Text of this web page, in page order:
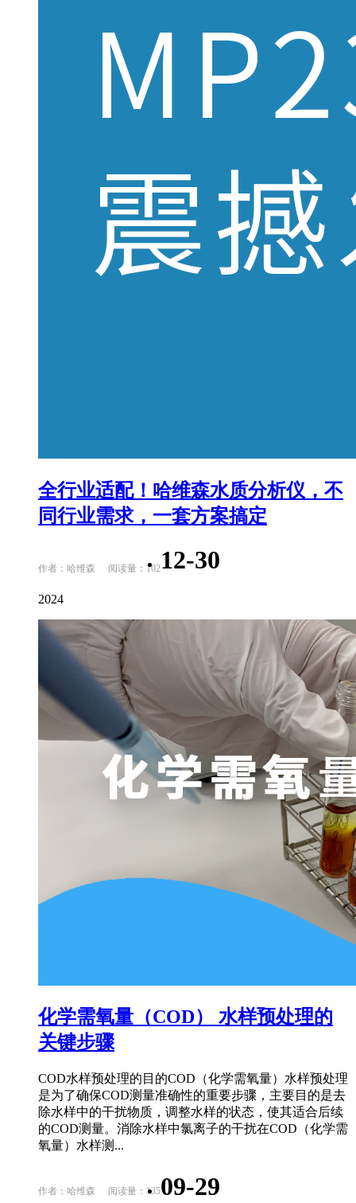
全行业适配！哈维森水质分析仪，不
同行业需求，一套方案搞定
作者：哈维森 阅读量：102 12-30
2024
化学需氧量（COD） 水样预处理的
关键步骤
COD水样预处理的目的COD（化学需氧量）水样预处理
是为了确保COD测量准确性的重要步骤，主要目的是去
除水样中的干扰物质，调整水样的状态，使其适合后续
的COD测量。消除水样中氯离子的干扰在COD（化学需
氧量）水样测...
作者：哈维森 阅读量：13509-29